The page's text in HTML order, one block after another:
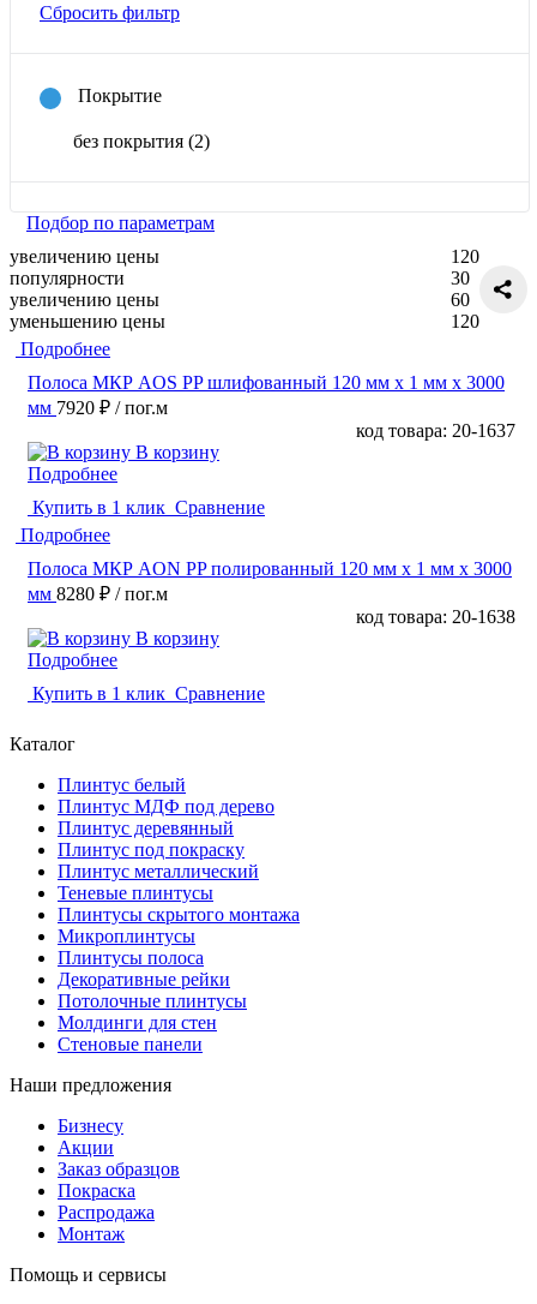
Сбросить фильтр
Покрытие
без покрытия (2)
Подбор по параметрам
увеличению цены
популярности
увеличению цены
уменьшению цены
120
30
60
120
Подробнее
Полоса МКР AOS PP шлифованный 120 мм x 1 мм х 3000
мм 7920 ₽ / пог.м
код товара: 20-1637
В корзину
Подробнее
Купить в 1 клик Сравнение
Подробнее
Полоса МКР AON PP полированный 120 мм x 1 мм х 3000
мм 8280 ₽ / пог.м
код товара: 20-1638
В корзину
Подробнее
Купить в 1 клик Сравнение
Каталог
Плинтус белый
Плинтус МДФ под дерево
Плинтус деревянный
Плинтус под покраску
Плинтус металлический
Теневые плинтусы
Плинтусы скрытого монтажа
Микроплинтусы
Плинтусы полоса
Декоративные рейки
Потолочные плинтусы
Молдинги для стен
Стеновые панели
Наши предложения
Бизнесу
Акции
Заказ образцов
Покраска
Распродажа
Монтаж
Помощь и сервисы